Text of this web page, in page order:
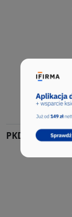
PKD 86.90.D